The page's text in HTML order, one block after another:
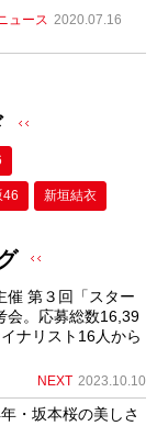
ュース 2020.07.16
46 新垣結衣
催 第３回「スター
会。応募総数16,39
ナリスト16人から
NEXT 2023.10.10
・坂本桜の美しさ